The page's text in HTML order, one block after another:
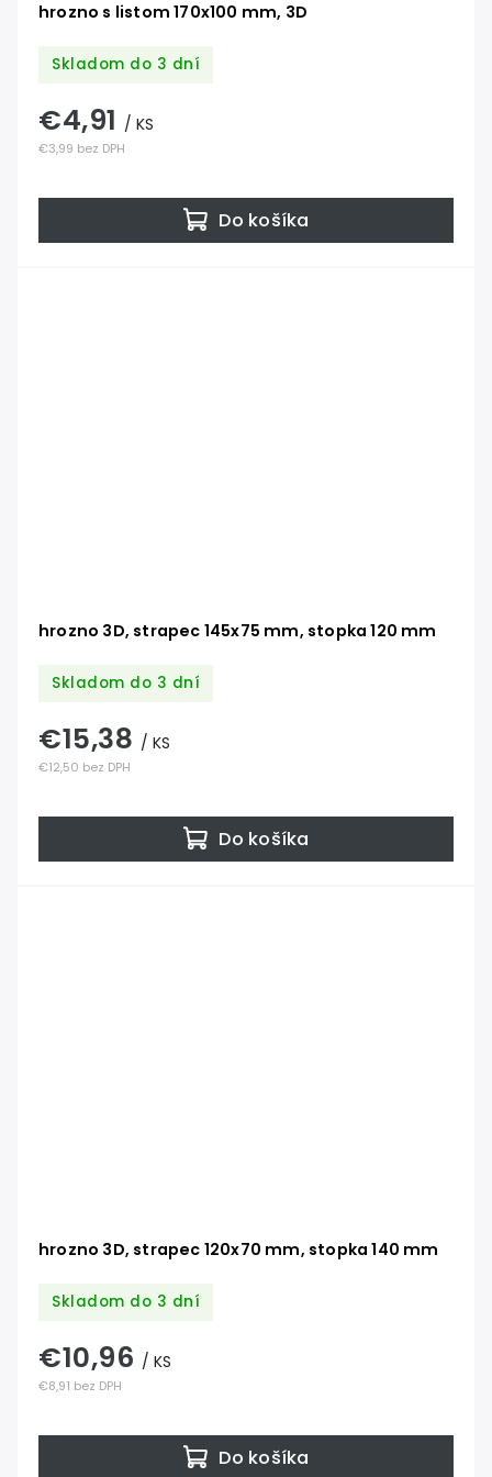
hrozno s listom 170x100 mm, 3D
Skladom do 3 dní
€3,99 bez DPH
€4,91 / KS
Do košíka
hrozno 3D, strapec 145x75 mm, stopka 120 mm
Skladom do 3 dní
€12,50 bez DPH
€15,38 / KS
Do košíka
hrozno 3D, strapec 120x70 mm, stopka 140 mm
Skladom do 3 dní
€8,91 bez DPH
€10,96 / KS
Do košíka